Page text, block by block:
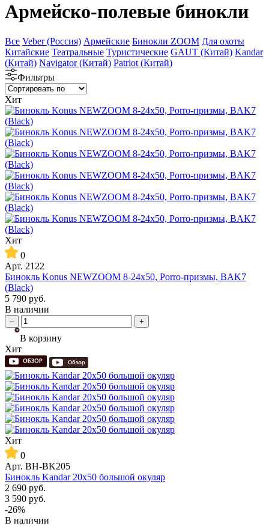
Армейско-полевые бинокли
Все Veber (Россия) Армейские Бинокли ZOOM Для охоты
Китайские Театральные Туристические GAUT (Китай) Kandar
(Китай) Navigator (Китай) Patriot (Китай)
Фильтры
Хит
Хит
0
Арт. 2122
Бинокль Konus NEWZOOM 8-24x50, Porro-призмы, BAK7
(Black)
5 790 руб.
В наличии
– +
В корзину
Хит
Хит
0
Арт. BH-BK205
Бинокль Kandar 20x50 большой окуляр
2 690 руб.
3 590 руб.
-26%
В наличии